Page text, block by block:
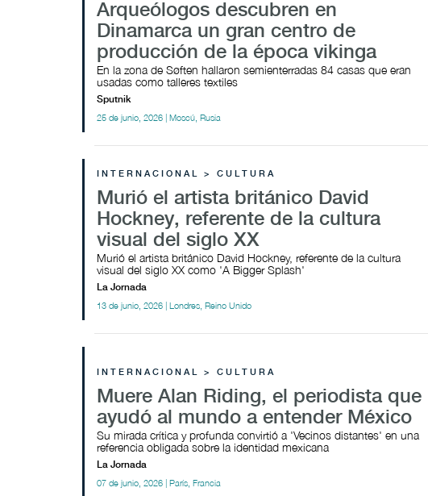
Arqueólogos descubren en
Dinamarca un gran centro de
producción de la época vikinga
En la zona de Søften hallaron semienterradas 84 casas que eran
usadas como talleres textiles
Sputnik
25 de junio, 2026 | Moscú, Rusia
INTERNACIONAL > CULTURA
Murió el artista británico David
Hockney, referente de la cultura
visual del siglo XX
Murió el artista británico David Hockney, referente de la cultura
visual del siglo XX como 'A Bigger Splash'
La Jornada
13 de junio, 2026 | Londres, Reino Unido
INTERNACIONAL > CULTURA
Muere Alan Riding, el periodista que
ayudó al mundo a entender México
Su mirada crítica y profunda convirtió a 'Vecinos distantes' en una
referencia obligada sobre la identidad mexicana
La Jornada
07 de junio, 2026 | París, Francia